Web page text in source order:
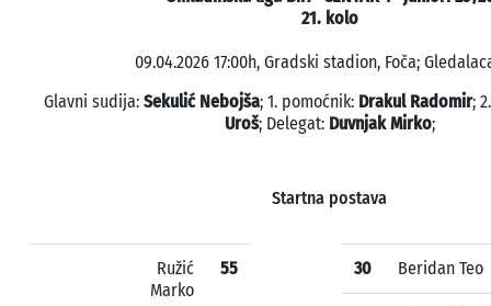
21. kolo
09.04.2026 17:00h, Gradski stadion, Foča;
Glavni sudija: Sekulić Nebojša; 1. pomoćnik: Drakul Radomir;
Uroš; Delegat: Duvnjak Mirko;
Startna postava
Ružić
Marko
55 30 Beridan Teo